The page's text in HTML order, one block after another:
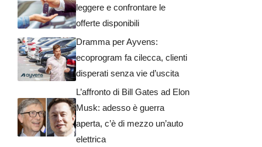
leggere e confrontare le
offerte disponibili
Dramma per Ayvens:
ecoprogram fa cilecca, clienti
disperati senza vie d’uscita
L’affronto di Bill Gates ad Elon
Musk: adesso è guerra
aperta, c’è di mezzo un’auto
elettrica